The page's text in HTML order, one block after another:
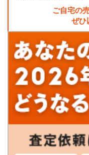
ご自宅の
ぜひ